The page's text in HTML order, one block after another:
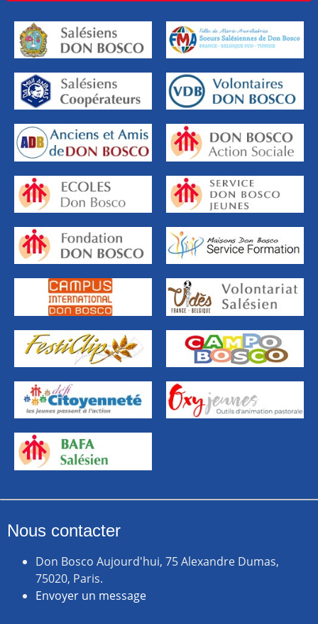
Nous contacter
Don Bosco Aujourd'hui, 75 Alexandre Dumas,
75020, Paris.
Envoyer un message